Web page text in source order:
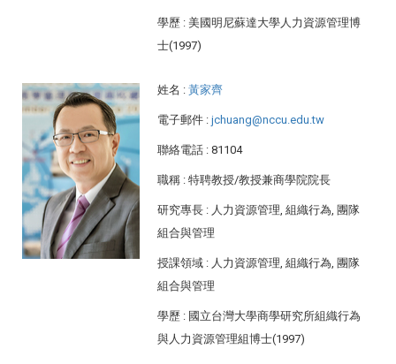
學歷 : 美國明尼蘇達大學人力資源管理博
士(1997)
姓名 : 黃家齊
電子郵件 : jchuang@nccu.edu.tw
聯絡電話 : 81104
職稱 : 特聘教授/教授兼商學院院長
研究專長 : 人力資源管理, 組織行為, 團隊
組合與管理
授課領域 : 人力資源管理, 組織行為, 團隊
組合與管理
學歷 : 國立台灣大學商學研究所組織行為
與人力資源管理組博士(1997)